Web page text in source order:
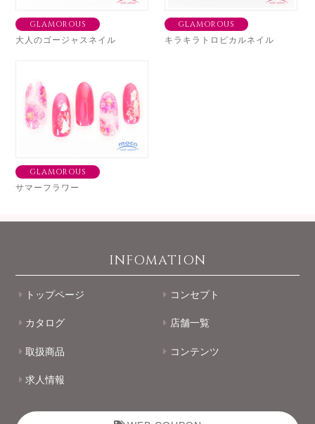
GLAMOROUS
大人のゴージャスネイル
GLAMOROUS
キラキラトロピカルネイル
GLAMOROUS
サマーフラワー
INFOMATION
トップページ コンセプト
カタログ 店舗一覧
取扱商品 コンテンツ
求人情報